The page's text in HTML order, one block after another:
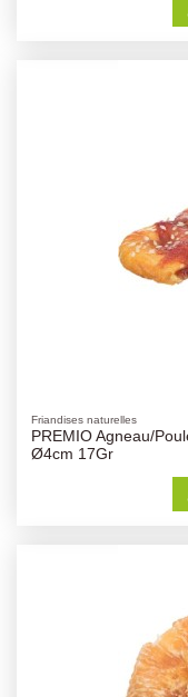
Friandises naturelles
PREMIO Agneau/
Ø4cm 17Gr